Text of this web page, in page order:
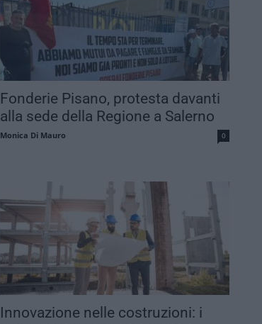
Fonderie Pisano, protesta davanti
alla sede della Regione a Salerno
Monica Di Mauro 0
Innovazione nelle costruzioni: i